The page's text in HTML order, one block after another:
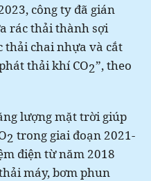
công ty đã gián
rác thải thành sợi
thải chai nhựa và cắt
thải khí CO2”, theo
lượng mặt trời giúp
2 trong giai đoạn 2021-
điện từ năm 2018
máy, bơm phun